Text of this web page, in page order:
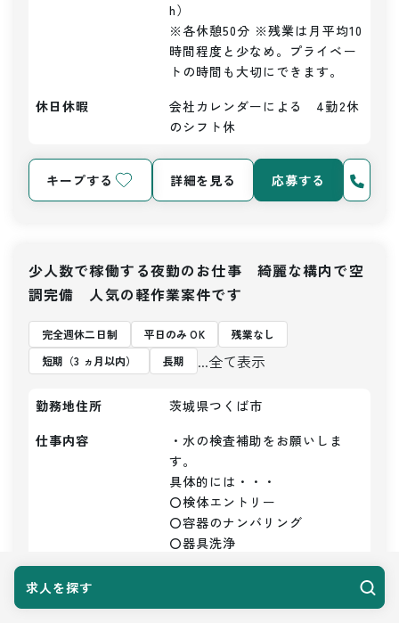
求人を探す
h）
※各休憩50分 ※残業は月平均10
時間程度と少なめ。プライベー
トの時間も大切にできます。
休日休暇
会社カレンダーによる　4勤2休
のシフト休
キープする 詳細を見る 応募する
少人数で稼働する夜勤のお仕事 綺麗な構内で空
調完備 人気の軽作業案件です
完全週休二日制 平日のみ OK
残業なし
短期（3 ヵ月以内）
長期 ...全て表示
勤務地住所
茨城県つくば市
仕事内容
・水の検査補助をお願いしま
す。
具体的には・・・
〇検体エントリー
〇容器のナンバリング
〇器具洗浄
〇かたずけ